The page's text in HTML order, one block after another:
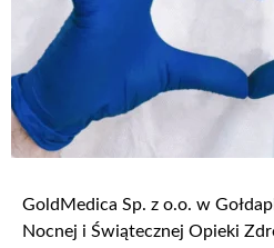
GoldMedica Sp. z o.o. w
Nocnej i Świątecznej Opieki